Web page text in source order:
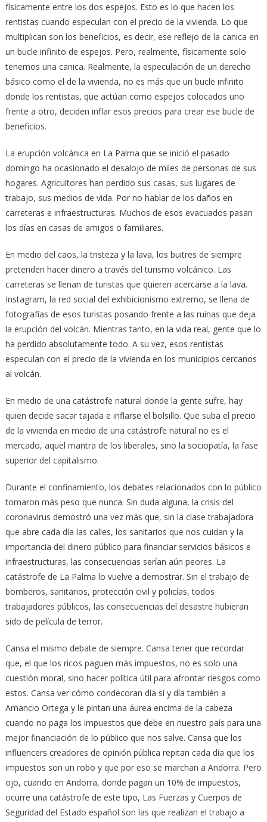
físicamente entre los dos espejos. Esto es lo que hacen los
rentistas cuando especulan con el precio de la vivienda. Lo que
multiplican son los beneficios, es decir, ese reflejo de la canica en
un bucle infinito de espejos. Pero, realmente, físicamente solo
tenemos una canica. Realmente, la especulación de un derecho
básico como el de la vivienda, no es más que un bucle infinito
donde los rentistas, que actúan como espejos colocados uno
frente a otro, deciden inflar esos precios para crear ese bucle de
beneficios.
La erupción volcánica en La Palma que se inició el pasado
domingo ha ocasionado el desalojo de miles de personas de sus
hogares. Agricultores han perdido sus casas, sus lugares de
trabajo, sus medios de vida. Por no hablar de los daños en
carreteras e infraestructuras. Muchos de esos evacuados pasan
los días en casas de amigos o familiares.
En medio del caos, la tristeza y la lava, los buitres de siempre
pretenden hacer dinero a través del turismo volcánico. Las
carreteras se llenan de turistas que quieren acercarse a la lava.
Instagram, la red social del exhibicionismo extremo, se llena de
fotografías de esos turistas posando frente a las ruinas que deja
la erupción del volcán. Mientras tanto, en la vida real, gente que lo
ha perdido absolutamente todo. A su vez, esos rentistas
especulan con el precio de la vivienda en los municipios cercanos
al volcán.
En medio de una catástrofe natural donde la gente sufre, hay
quien decide sacar tajada e inflarse el bolsillo. Que suba el precio
de la vivienda en medio de una catástrofe natural no es el
mercado, aquel mantra de los liberales, sino la sociopatía, la fase
superior del capitalismo.
Durante el confinamiento, los debates relacionados con lo público
tomaron más peso que nunca. Sin duda alguna, la crisis del
coronavirus demostró una vez más que, sin la clase trabajadora
que abre cada día las calles, los sanitarios que nos cuidan y la
importancia del dinero público para financiar servicios básicos e
infraestructuras, las consecuencias serían aún peores. La
catástrofe de La Palma lo vuelve a demostrar. Sin el trabajo de
bomberos, sanitarios, protección civil y policías, todos
trabajadores públicos, las consecuencias del desastre hubieran
sido de película de terror.
Cansa el mismo debate de siempre. Cansa tener que recordar
que, el que los ricos paguen más impuestos, no es solo una
cuestión moral, sino hacer política útil para afrontar riesgos como
estos. Cansa ver cómo condecoran día sí y día también a
Amancio Ortega y le pintan una áurea encima de la cabeza
cuando no paga los impuestos que debe en nuestro país para una
mejor financiación de lo público que nos salve. Cansa que los
influencers creadores de opinión pública repitan cada día que los
impuestos son un robo y que por eso se marchan a Andorra. Pero
ojo, cuando en Andorra, donde pagan un 10% de impuestos,
ocurre una catástrofe de este tipo, Las Fuerzas y Cuerpos de
Seguridad del Estado español son las que realizan el trabajo a